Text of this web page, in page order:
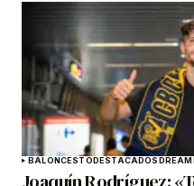
BALONCESTODESTACADOS